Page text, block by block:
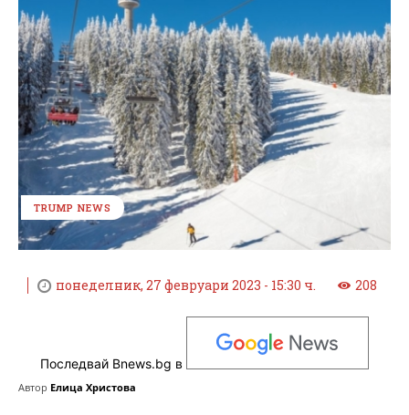
TRUMP NEWS
понеделник, 27 февруари 2023 - 15:30 ч. 208
Последвай Bnews.bg в
Автор Елица Христова